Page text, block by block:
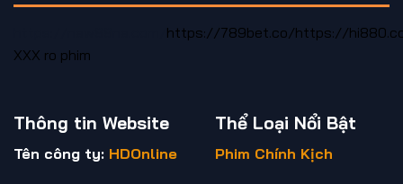
https://789bet.co/https://
XXX ro phim
Thông tin Website
Tên công ty: HDOnline
Thể Loại Nổi Bật
Phim Chính Kịch